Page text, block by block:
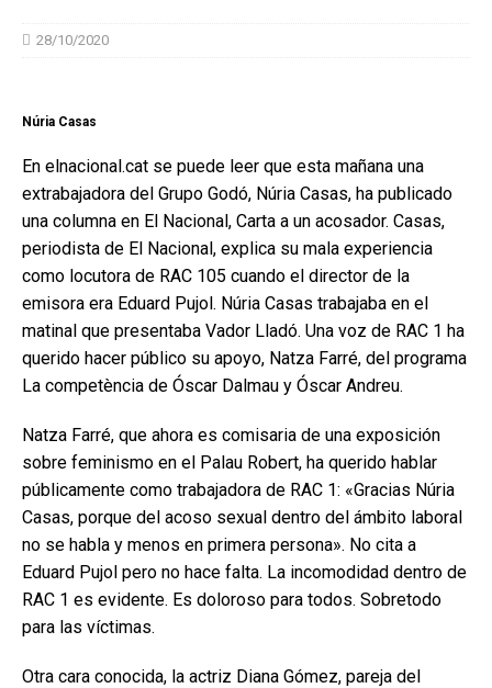
28/10/2020
Núria Casas
En elnacional.cat se puede leer que esta mañana una
extrabajadora del Grupo Godó, Núria Casas, ha publicado
una columna en El Nacional, Carta a un acosador. Casas,
periodista de El Nacional, explica su mala experiencia
como locutora de RAC 105 cuando el director de la
emisora era Eduard Pujol. Núria Casas trabajaba en el
matinal que presentaba Vador Lladó. Una voz de RAC 1 ha
querido hacer público su apoyo, Natza Farré, del programa
La competència de Óscar Dalmau y Óscar Andreu.
Natza Farré, que ahora es comisaria de una exposición
sobre feminismo en el Palau Robert, ha querido hablar
públicamente como trabajadora de RAC 1: «Gracias Núria
Casas, porque del acoso sexual dentro del ámbito laboral
no se habla y menos en primera persona». No cita a
Eduard Pujol pero no hace falta. La incomodidad dentro de
RAC 1 es evidente. Es doloroso para todos. Sobretodo
para las víctimas.
Otra cara conocida, la actriz Diana Gómez, pareja del